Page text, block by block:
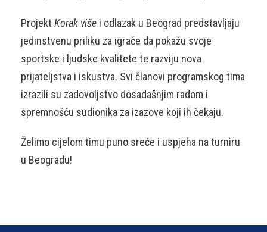
Projekt Korak više i odlazak u Beograd predstavljaju
jedinstvenu priliku za igrače da pokažu svoje
sportske i ljudske kvalitete te razviju nova
prijateljstva i iskustva. Svi članovi programskog tima
izrazili su zadovoljstvo dosadašnjim radom i
spremnošću sudionika za izazove koji ih čekaju.
Želimo cijelom timu puno sreće i uspjeha na turniru
u Beogradu!